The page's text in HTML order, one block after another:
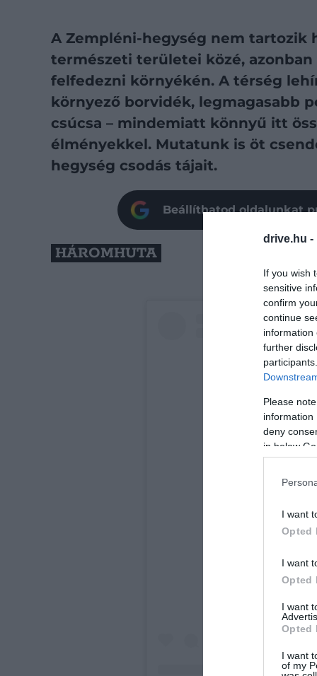
drive.hu -
If you wish
sensitive
confirm
continue
information
further
Please
information
deny
in below
I want
Opted
I want
Opted
I want
Opted
I want
of my
A Zempléni-hegység nem tartozik
természeti területei közé,
felfedezni környékén. A térség
környező borvidék, legmagasabb
csúcsa – mindemiatt könnyű itt
élményekkel. Mutatunk is öt
hegység csodás tájait.
Beállíthatod oldalunkat
HÁROMHUTA
View